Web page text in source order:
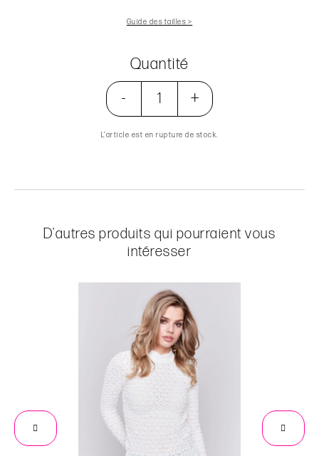
Guide des tailles >
Quantité
- +
L’article est en rupture de stock.
D'autres produits qui pourraient vous
intéresser